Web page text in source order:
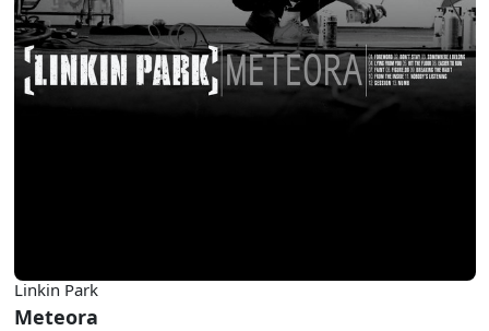
Linkin Park
Meteora